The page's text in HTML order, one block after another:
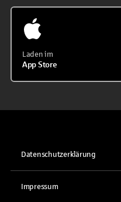
Laden im
App Store
Datenschutzerklärung
Impressum